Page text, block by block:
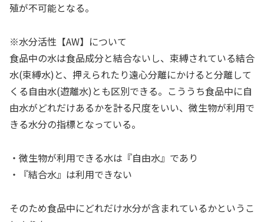
殖が不可能となる。
※水分活性【AW】について
食品中の水は食品成分と結合ないし、束縛されている結合
水(束縛水)と、押えられたり遠心分離にかけると分離して
くる自由水(遊離水)とも区別できる。こううち食品中に自
由水がどれだけあるかを計る尺度をいい、微生物が利用で
きる水分の指標となっている。
・微生物が利用できる水は『自由水』であり
・『結合水』は利用できない
そのため食品中にどれだけ水分が含まれているかというこ